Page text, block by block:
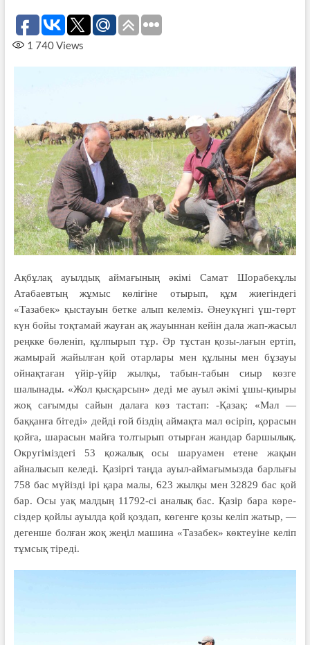
1 740Views
Ақбұлақ ауылдық аймағының әкі­мі Самат Шорабекұлы
Атабаевтың жұ­мыс көлігіне отырып, құм жиегіндегі
«Тазабек» қыстауын бетке алып келеміз. Әнеу­күнгі үш-төрт
күн бойы тоқтамай жауған ақ жауыннан кейін дала жап-жа­сыл
реңкке бөленіп, құлпырып тұр. Әр тұстан қозы-лағын ертіп,
жамырай жа­йылған қой отарлары мен құлыны мен бұзауы
ойнақтаған үйір-үйір жылқы, та­бын-табын сиыр көзге
шалынады. «Жол қысқарсын» деді ме ауыл әкімі ұшы-қиыры
жоқ сағымды сайын далаға көз тастап: -Қазақ: «Мал —
баққанға бітеді» дейді ғой біздің аймақта мал өсіріп, қорасын
қойға, шарасын майға толтырып отырған жандар баршылық.
Окру­гіміздегі 53 қожалық осы шаруамен етене жақын
айналысып келеді. Қазіргі таң­да ауыл-аймағымызда барлығы
758 бас мүйізді ірі қара малы, 623 жыл­қы мен 32829 бас қой
бар. Осы уақ мал­дың 11792-сі аналық бас. Қазір бара көре­
сіздер қойлы ауылда қой қоздап, көгенге қозы келіп жатыр, —
дегенше болған жоқ же­ңіл машина «Тазабек» көктеуіне келіп
тұм­сық тіреді.